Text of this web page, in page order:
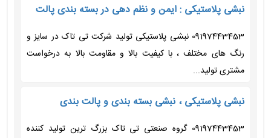
نبشی پلاستیکی : ایمن و نظم دهی در بسته بندی پالت
09197443453 نبشی پلاستیکی تولید شرکت تی تاک در سایز و
رنگ های مختلف ، با کیفیت بالا و مقاومت بالا به درخواست
مشتری تولید...
نبشی پلاستیکی ، نبشی بسته بندی و پالت بندی
09197443453 گروه صنعتی تی تاک بزرگ ترین تولید کننده